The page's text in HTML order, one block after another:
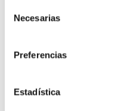
Necesarias
Preferencias
Estadística